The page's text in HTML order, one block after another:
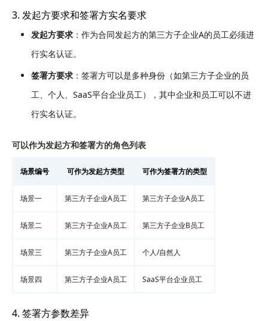
3. 发起方要求和签署方实名要求
发起方要求 ：作为合同发起方的第三方子企业A的员工必须进
行实名认证。
签署方要求 ：签署方可以是多种身份（如第三方子企业的员
工、个人、SaaS平台企业员工），其中企业和员工可以不进
行实名认证。
可以作为发起方和签署方的角色列表
场景编号 可作为发起方类型 可作为签署方的类型
场景一 第三方子企业A员工 第三方子企业A员工
场景二 第三方子企业A员工 第三方子企业B员工
场景三 第三方子企业A员工 个人/自然人
场景四 第三方子企业A员工 SaaS平台企业员工
4. 签署方参数差异